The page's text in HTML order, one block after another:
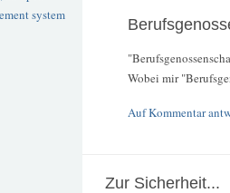
Wobei mir
Auf Kommentar
Zur Sicherheit...